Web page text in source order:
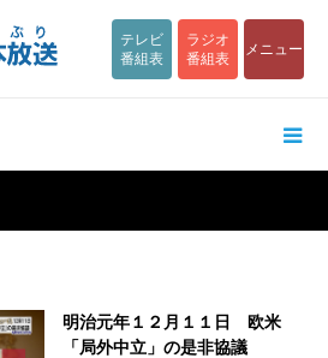
テレビ
番組表
ラジオ
番組表
メニュー
明治元年１２月１１日 欧米
「局外中立」の是非協議